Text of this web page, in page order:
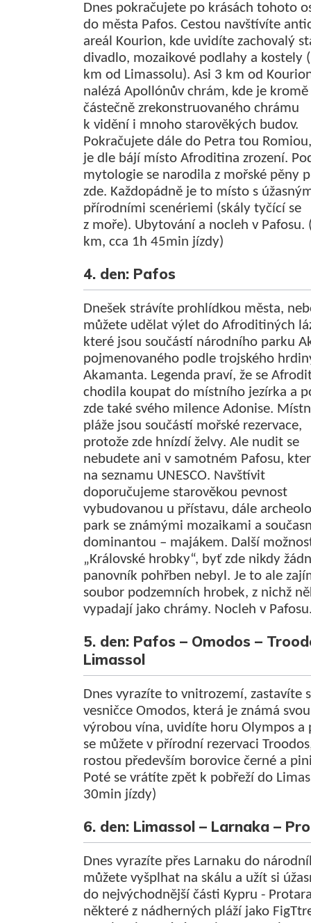
Dnes pokračujete po krásách tohoto
do města Pafos. Cestou navštívíte
areál Kourion, kde uvidíte zachovalý
divadlo, mozaikové podlahy a kostely
km od Limassolu). Asi 3 km od
nalézá Apollónův chrám, kde je kromě
částečně zrekonstruovaného chrámu
k vidění i mnoho starověkých budov.
Pokračujete dále do Petra tou
je dle bájí místo Afroditina zrození.
mytologie se narodila z mořské pěny
zde. Každopádně je to místo s
přírodními scenériemi (skály tyčící se
z moře). Ubytování a nocleh v Pafosu.
km, cca 1h 45min jízdy)
4. den: Pafos
Dnešek strávíte prohlídkou města,
můžete udělat výlet do Afroditiných
které jsou součástí národního parku
pojmenovaného podle trojského
Akamanta. Legenda praví, že se
chodila koupat do místního jezírka a
zde také svého milence Adonise.
pláže jsou součástí mořské rezervace,
protože zde hnízdí želvy. Ale nudit se
nebudete ani v samotném Pafosu,
na seznamu UNESCO. Navštívit
doporučujeme starověkou pevnost
vybudovanou u přístavu, dále
park se známými mozaikami a
dominantou – majákem. Další
„Královské hrobky“, byť zde nikdy
panovník pohřben nebyl. Je to ale
soubor podzemních hrobek, z nichž
vypadají jako chrámy. Nocleh v
5. den: Pafos – Omodos –
Limassol
Dnes vyrazíte to vnitrozemí, zastavíte
vesničce Omodos, která je známá svou
výrobou vína, uvidíte horu Olympos a
se můžete v přírodní rezervaci
rostou především borovice černé a
Poté se vrátíte zpět k pobřeží do
30min jízdy)
6. den: Limassol – Larnaka –
Dnes vyrazíte přes Larnaku do
můžete vyšplhat na skálu a užít si
do nejvýchodnější části Kypru -
některé z nádherných pláží jako